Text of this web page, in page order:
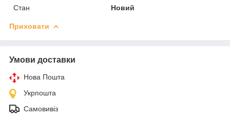
Стан
Новий
Приховати
Умови доставки
Нова Пошта
Укрпошта
Самовивіз